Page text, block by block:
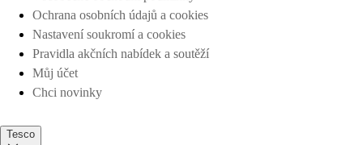
Ochrana osobních údajů a cookies
Nastavení soukromí a cookies
Pravidla akčních nabídek a soutěží
Můj účet
Chci novinky
Tesco